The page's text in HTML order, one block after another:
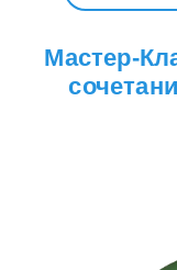
Мастер-